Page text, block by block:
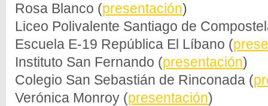
Rosa Blanco (presentación)
Liceo Polivalente Santiago de
Escuela E-19 República El Líbano (
Instituto San Fernando (presentación)
Colegio San Sebastián de Rinconada (
Verónica Monroy (presentación)